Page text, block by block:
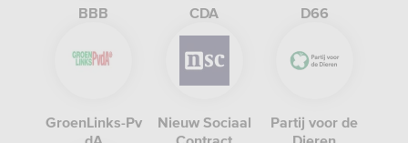
BBB CDA D66
GroenLinks-Pv
Nieuw Sociaal
Partij voor de